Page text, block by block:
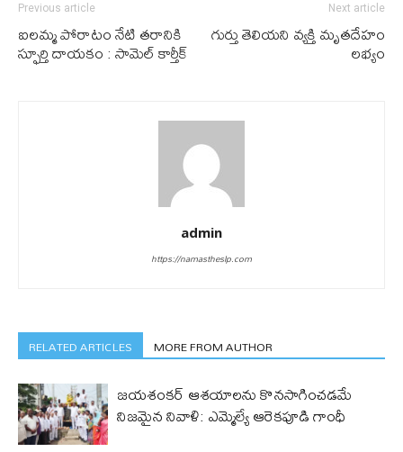
Previous article
ఐలమ్మ పోరాటం నేటి తరానికి
స్ఫూర్తి దాయకం : సామెల్ కార్తీక్
Next article
గుర్తు తెలియ‌ని వ్య‌క్తి మృత‌దేహం
ల‌భ్యం
admin
https://namastheslp.com
RELATED ARTICLES MORE FROM AUTHOR
జయశంకర్ ఆశయాలను కొనసాగించడమే
నిజమైన నివాళి: ఎమ్మెల్యే ఆరెక‌పూడి గాంధీ